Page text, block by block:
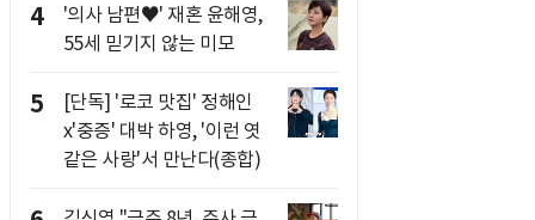
4
'의사 남편♥' 재혼 윤해영,
55세 믿기지 않는 미모
5
[단독] '로코 맛집' 정해인
x'중증' 대박 하영, '이런 엿
같은 사랑'서 만난다(종합)